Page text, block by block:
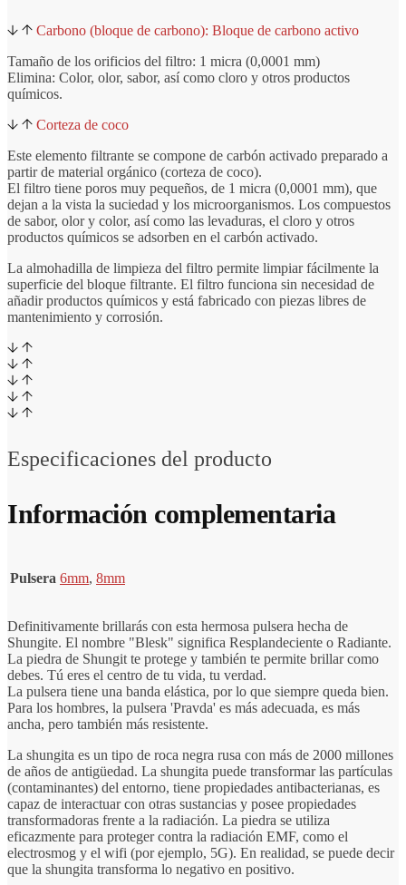
Carbono (bloque de carbono): Bloque de carbono activo
Tamaño de los orificios del filtro: 1 micra (0,0001 mm)
Elimina: Color, olor, sabor, así como cloro y otros productos
químicos.
Corteza de coco
Este elemento filtrante se compone de carbón activado preparado a
partir de material orgánico (corteza de coco).
El filtro tiene poros muy pequeños, de 1 micra (0,0001 mm), que
dejan a la vista la suciedad y los microorganismos. Los compuestos
de sabor, olor y color, así como las levaduras, el cloro y otros
productos químicos se adsorben en el carbón activado.
La almohadilla de limpieza del filtro permite limpiar fácilmente la
superficie del bloque filtrante. El filtro funciona sin necesidad de
añadir productos químicos y está fabricado con piezas libres de
mantenimiento y corrosión.
Especificaciones del producto
Información complementaria
Pulsera 6mm, 8mm
Definitivamente brillarás con esta hermosa pulsera hecha de
Shungite. El nombre "Blesk" significa Resplandeciente o Radiante.
La piedra de Shungit te protege y también te permite brillar como
debes. Tú eres el centro de tu vida, tu verdad.
La pulsera tiene una banda elástica, por lo que siempre queda bien.
Para los hombres, la pulsera 'Pravda' es más adecuada, es más
ancha, pero también más resistente.
La shungita es un tipo de roca negra rusa con más de 2000 millones
de años de antigüedad. La shungita puede transformar las partículas
(contaminantes) del entorno, tiene propiedades antibacterianas, es
capaz de interactuar con otras sustancias y posee propiedades
transformadoras frente a la radiación. La piedra se utiliza
eficazmente para proteger contra la radiación EMF, como el
electrosmog y el wifi (por ejemplo, 5G). En realidad, se puede decir
que la shungita transforma lo negativo en positivo.